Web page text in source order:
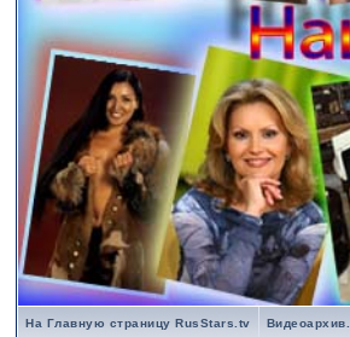
На Главную страницу RusStars.tv Видеоархив.